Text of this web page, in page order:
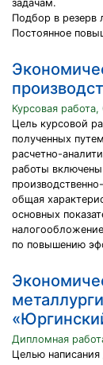
задачам.
Подбор в резерв
Постоянное
Курсовая
Цель курсовой
полученных
расчетно-
работы
общая
основных
по повышению
Дипломная
Целью